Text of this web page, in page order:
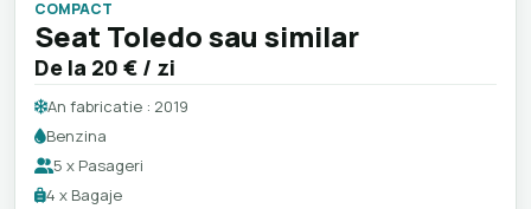
COMPACT
Seat Toledo sau similar
De la 20 € / zi
An fabricatie : 2019
Benzina
5 x Pasageri
4 x Bagaje